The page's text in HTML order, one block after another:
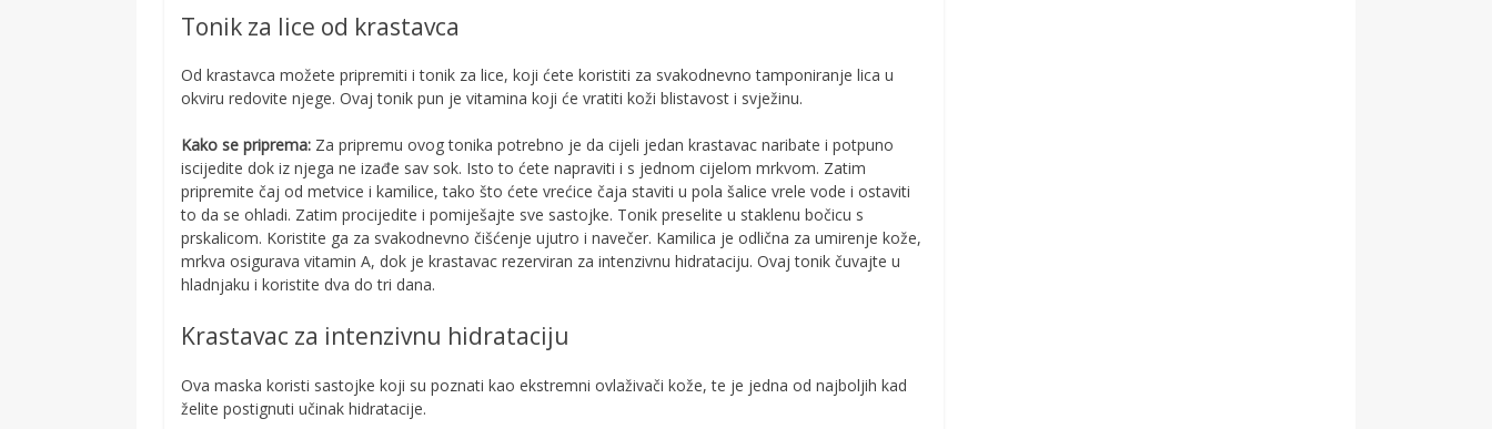
Tonik za lice od krastavca
Od krastavca možete pripremiti i tonik za lice, koji ćete koristiti za svakodnevno tamponiranje lica u
okviru redovite njege. Ovaj tonik pun je vitamina koji će vratiti koži blistavost i svježinu.
Kako se priprema: Za pripremu ovog tonika potrebno je da cijeli jedan krastavac naribate i potpuno
iscijedite dok iz njega ne izađe sav sok. Isto to ćete napraviti i s jednom cijelom mrkvom. Zatim
pripremite čaj od metvice i kamilice, tako što ćete vrećice čaja staviti u pola šalice vrele vode i ostaviti
to da se ohladi. Zatim procijedite i pomiješajte sve sastojke. Tonik preselite u staklenu bočicu s
prskalicom. Koristite ga za svakodnevno čišćenje ujutro i navečer. Kamilica je odlična za umirenje kože,
mrkva osigurava vitamin A, dok je krastavac rezerviran za intenzivnu hidrataciju. Ovaj tonik čuvajte u
hladnjaku i koristite dva do tri dana.
Krastavac za intenzivnu hidrataciju
Ova maska koristi sastojke koji su poznati kao ekstremni ovlaživači kože, te je jedna od najboljih kad
želite postignuti učinak hidratacije.